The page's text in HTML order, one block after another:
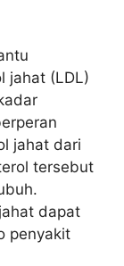
jahat (LDL)
jahat dari
tersebut
dapat
penyakit